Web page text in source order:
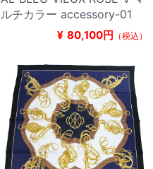
ルチカラー accessory-01
¥ 80,100円 （税込）